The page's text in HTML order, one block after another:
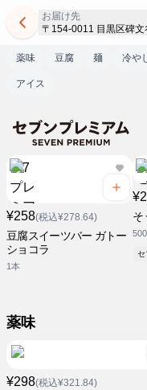
お届け先
〒154-0011 目黒区碑文
薬味 豆腐 麺 冷
アイス
¥258(税込¥278.64)
豆腐スイーツバー ガトー
ショコラ
1本
そ
薬味
¥298(税込¥321.84)